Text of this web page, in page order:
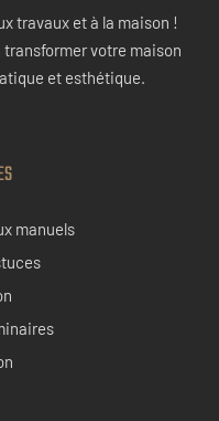
travaux et à la maison !
transformer votre maison
et esthétique.
manuels